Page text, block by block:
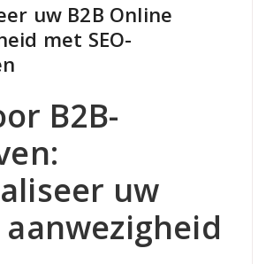
uw B2B Online
met SEO-
B2B-
uw